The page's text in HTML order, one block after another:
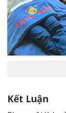
Kết Luận